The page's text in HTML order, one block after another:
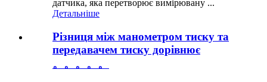
датчика, яка перетворює вимірювану ...
Детальніше
Різниця між манометром тиску та
передавачем тиску дорівнює
。。。。。